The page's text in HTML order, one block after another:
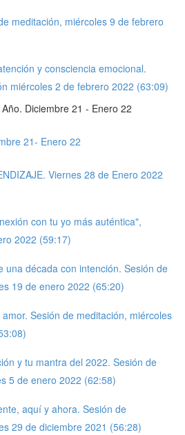
meditación, miércoles 9 de febrero
y consciencia emocional.
miércoles 2 de febrero 2022 (63:09)
Diciembre 21 - Enero 22
21- Enero 22
Viernes 28 de Enero 2022
con tu yo más auténtica",
2022 (59:17)
una década con intención. Sesión de
19 de enero 2022 (65:20)
Sesión de meditación, miércoles
y tu mantra del 2022. Sesión de
5 de enero 2022 (62:58)
aquí y ahora. Sesión de
29 de diciembre 2021 (56:28)